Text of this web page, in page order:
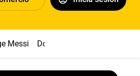
Messi Dólar